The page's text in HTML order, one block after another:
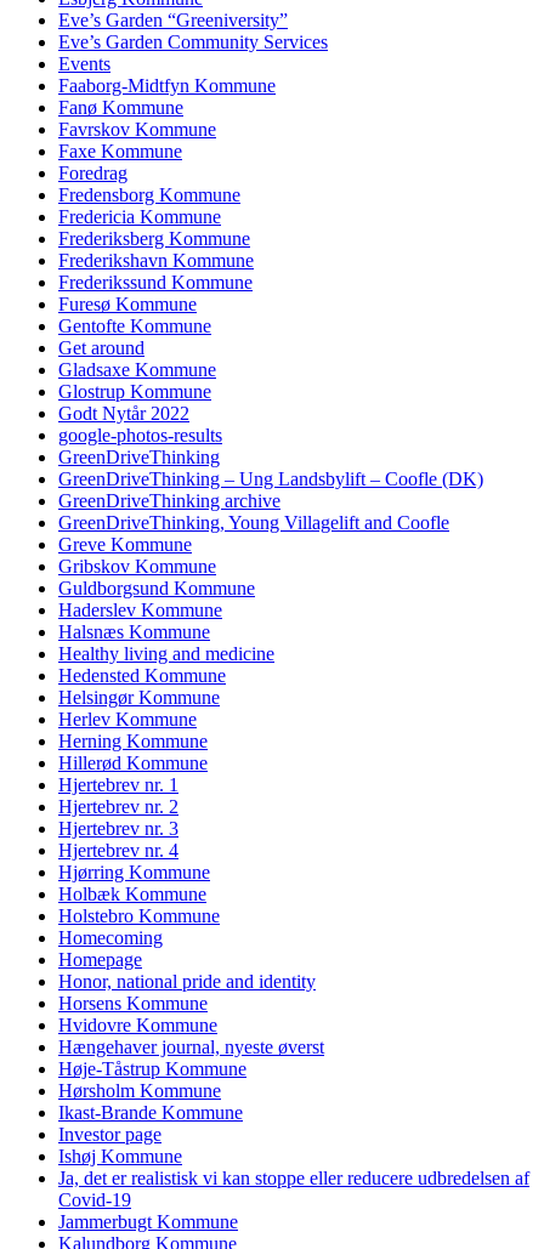
Eve’s Garden “Greeniversity”
Eve’s Garden Community Services
Events
Faaborg-Midtfyn Kommune
Fanø Kommune
Favrskov Kommune
Faxe Kommune
Foredrag
Fredensborg Kommune
Fredericia Kommune
Frederiksberg Kommune
Frederikshavn Kommune
Frederikssund Kommune
Furesø Kommune
Gentofte Kommune
Get around
Gladsaxe Kommune
Glostrup Kommune
Godt Nytår 2022
google-photos-results
GreenDriveThinking
GreenDriveThinking – Ung Landsbylift – Coofle (DK)
GreenDriveThinking archive
GreenDriveThinking, Young Villagelift and Coofle
Greve Kommune
Gribskov Kommune
Guldborgsund Kommune
Haderslev Kommune
Halsnæs Kommune
Healthy living and medicine
Hedensted Kommune
Helsingør Kommune
Herlev Kommune
Herning Kommune
Hillerød Kommune
Hjertebrev nr. 1
Hjertebrev nr. 2
Hjertebrev nr. 3
Hjertebrev nr. 4
Hjørring Kommune
Holbæk Kommune
Holstebro Kommune
Homecoming
Homepage
Honor, national pride and identity
Horsens Kommune
Hvidovre Kommune
Hængehaver journal, nyeste øverst
Høje-Tåstrup Kommune
Hørsholm Kommune
Ikast-Brande Kommune
Investor page
Ishøj Kommune
Ja, det er realistisk vi kan stoppe eller reducere udbredelsen af
Covid-19
Jammerbugt Kommune
Kalundborg Kommune